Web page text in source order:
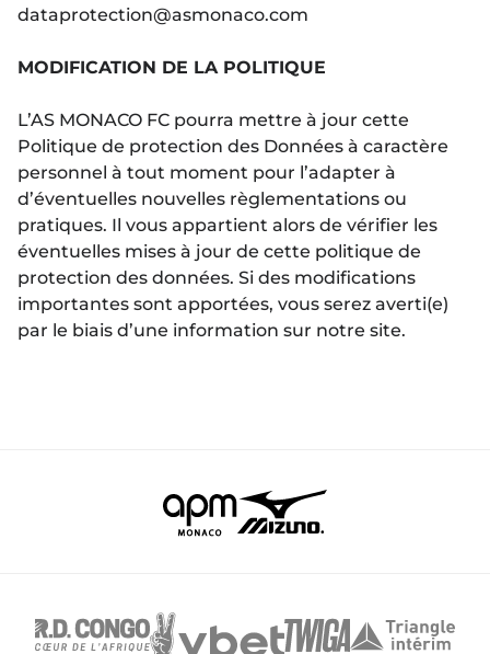
dataprotection@asmonaco.com
MODIFICATION DE LA POLITIQUE
L’AS MONACO FC pourra mettre à jour cette
Politique de protection des Données à caractère
personnel à tout moment pour l’adapter à
d’éventuelles nouvelles règlementations ou
pratiques. Il vous appartient alors de vérifier les
éventuelles mises à jour de cette politique de
protection des données. Si des modifications
importantes sont apportées, vous serez averti(e)
par le biais d’une information sur notre site.